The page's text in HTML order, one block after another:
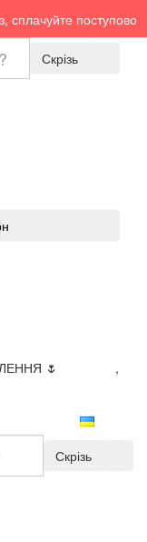
сплачуйте поступово
Скрізь
🌷
,
Скрізь